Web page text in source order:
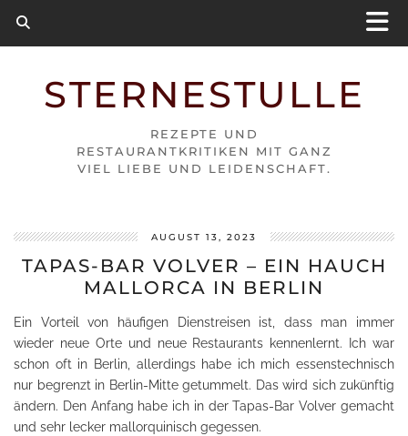
STERNESTULLE
REZEPTE UND
RESTAURANTKRITIKEN MIT GANZ
VIEL LIEBE UND LEIDENSCHAFT.
AUGUST 13, 2023
TAPAS-BAR VOLVER – EIN HAUCH
MALLORCA IN BERLIN
Ein Vorteil von häufigen Dienstreisen ist, dass man immer
wieder neue Orte und neue Restaurants kennenlernt. Ich war
schon oft in Berlin, allerdings habe ich mich essenstechnisch
nur begrenzt in Berlin-Mitte getummelt. Das wird sich zukünftig
ändern. Den Anfang habe ich in der Tapas-Bar Volver gemacht
und sehr lecker mallorquinisch gegessen.